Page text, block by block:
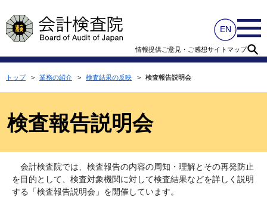
情報提供ご意見・ご感想サイトマップ
トップ> 業務の紹介 > 検査結果の反映 > 検査報告説明会
検査報告説明会
会計検査院では、検査報告の内容の周知・理解とその再発防止
を目的として、検査対象機関に対して検査結果などを詳しく説明
する「検査報告説明会」を開催しています。